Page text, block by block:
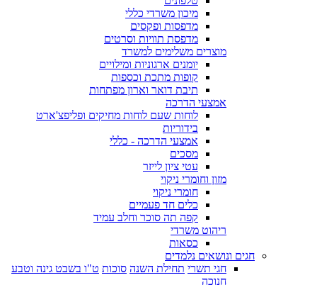
מיכון משרדי כללי
מדפסות ופקסים
מדפסת תוויות וסרטים
מוצרים משלימים למשרד
יומנים ארגוניות ומילויים
קופות מתכת וכספות
תיבת דואר וארון מפתחות
אמצעי הדרכה
לוחות שעם לוחות מחיקים ופליפצ'ארט
בידוריות
אמצעי הדרכה - כללי
מסכים
עטי ציון לייזר
מזון וחומרי ניקוי
חומרי ניקוי
כלים חד פעמיים
קפה תה סוכר וחלב עמיד
ריהוט משרדי
כסאות
חגים ונושאים נלמדים
חגי תשרי תחילת השנה סוכות ט"ו בשבט גינה וטבע
חנוכה